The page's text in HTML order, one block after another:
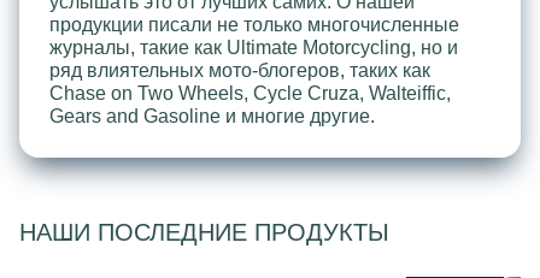
продукции писали не только многочисленные
журналы, такие как Ultimate Motorcycling, но и
ряд влиятельных мото-блогеров, таких как
Chase on Two Wheels, Cycle Cruza, Walteiffic,
Gears and Gasoline и многие другие.
НАШИ ПОСЛЕДНИЕ ПРОДУКТЫ